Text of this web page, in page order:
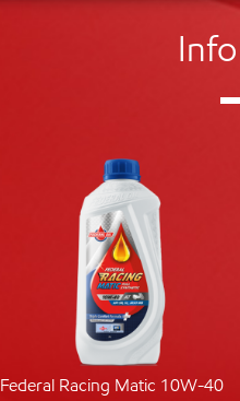
Federal Racing Matic 10W-40